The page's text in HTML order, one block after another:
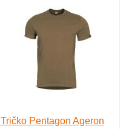
Tričko Pentagon Ageron